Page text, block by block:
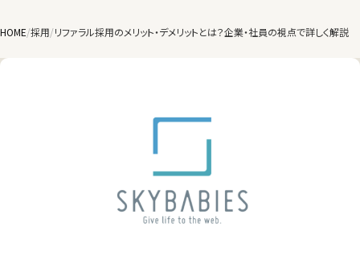
HOME 採用 リファラル採用のメリット・デメリットとは？企業・社員の視点で詳しく解説